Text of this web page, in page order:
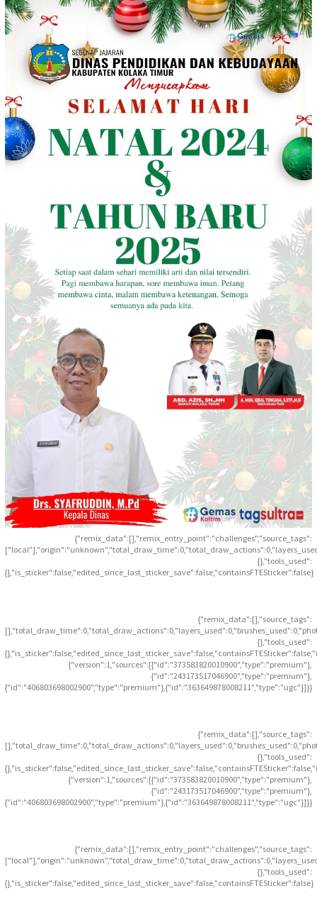
{"remix_data":[],"remix_entry_point":"challenges","source_tags":
{},"tools_used":
{},"is_sticker":false,"edited_since_last_sticker_save":false,"containsFTESticker":false}
{"remix_data":[],"source_tags":
{},"tools_used":
{"version":1,"sources":[{"id":"373583820010900","type":"premium"},
{"id":"243173517046900","type":"premium"},
{"id":"406803698002900","type":"premium"},{"id":"363649878008211","type":"ugc"}]}}
{"remix_data":[],"source_tags":
{},"tools_used":
{"version":1,"sources":[{"id":"373583820010900","type":"premium"},
{"id":"243173517046900","type":"premium"},
{"id":"406803698002900","type":"premium"},{"id":"363649878008211","type":"ugc"}]}}
{"remix_data":[],"remix_entry_point":"challenges","source_tags":
{},"tools_used":
{},"is_sticker":false,"edited_since_last_sticker_save":false,"containsFTESticker":false}